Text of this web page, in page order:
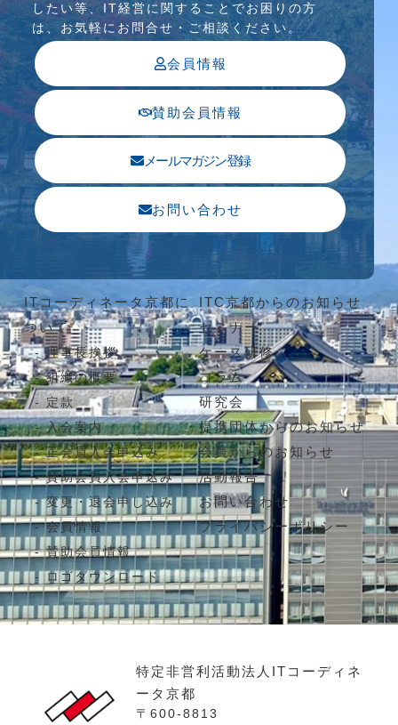
したい等、IT経営に関することでお困りの⽅
は、お気軽にお問合せ・ご相談ください。
会員情報
賛助会員情報
メールマガジン登録
お問い合わせ
ITコーディネータ京都に
ついて
理事長挨拶
組織の概要
定款
入会案内
正会員入会申込み
賛助会員入会申込み
変更・退会申し込み
会員情報
賛助会員情報
ロゴダウンロード
ITC京都からのお知らせ
セミナー
ケース研修
コラム
研究会
提携団体からのお知らせ
会員からのお知らせ
活動報告
お問い合わせ
プライバシーポリシー
特定非営利活動法人ITコーディネ
ータ京都
〒600-8813